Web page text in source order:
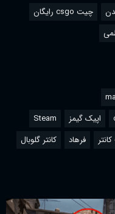
چیت csgo رایگان
اپیک گیمز
Steam
فرهاد کانتر گلوبال